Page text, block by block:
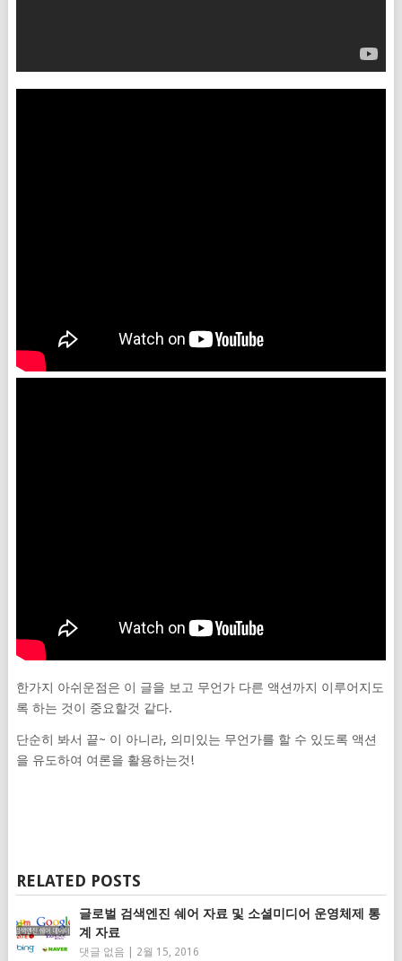
한가지 아쉬운점은 이 글을 보고 무언가 다른 액션까지 이루어지도
록 하는 것이 중요할것 같다.
단순히 봐서 끝~ 이 아니라, 의미있는 무언가를 할 수 있도록 액션
을 유도하여 여론을 활용하는것!
RELATED POSTS
글로벌 검색엔진 쉐어 자료 및 소셜미디어 운영체제 통
계 자료
댓글 없음 2월 15, 2016